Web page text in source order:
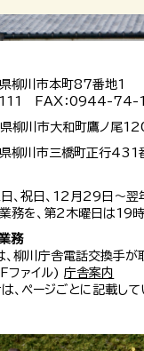
川市本町87番地1
FAX：0944-74-
川市大和町鷹ノ尾
川市三橋町正行431
、祝日、12月29日～翌
務を、第2木曜日は19
務
柳川庁舎電話交換手が
ファイル)庁舎案内
、ページごとに記載し